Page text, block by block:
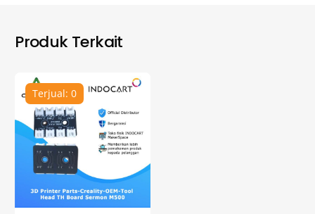
Produk Terkait
Terjual: 0